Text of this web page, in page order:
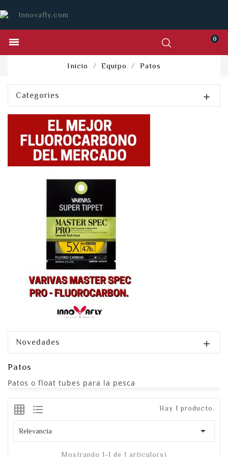
 0
Inicio Equipo Patos
Categories 
Novedades 
Patos
Patos o float tubes para la pesca
grid_on format_list_bulleted Hay 1 producto.
Relevancia 
Mostrando 1-1 de 1 artículo(s)